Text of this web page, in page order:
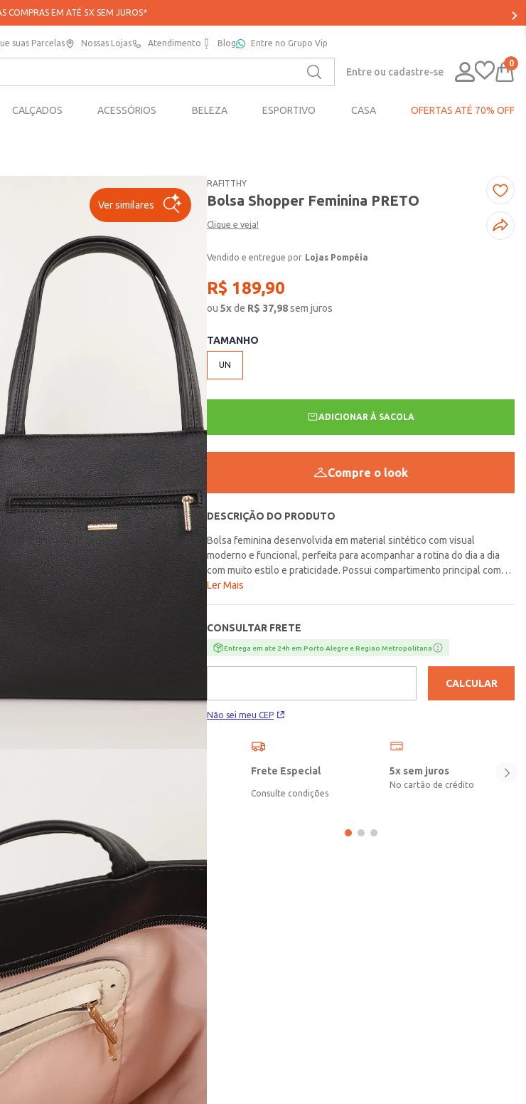
NA SUA PRIMEIRA COMPRA NO APP*
suas Parcelas Nossas Lojas Atendimento Blog Entre no Grupo Vip
Entre ou cadastre-se
0
CALÇADOS ACESSÓRIOS BELEZA ESPORTIVO CASA OFERTAS ATÉ 70% OFF
Ver similares
RAFITTHY
Bolsa Shopper Feminina PRETO
Clique e veja!
Lojas Pompéia
R$ 189,90
ou5xde R$ 37,98sem juros
TAMANHO
UN
ADICIONAR À SACOLA
Compre o look
DESCRIÇÃO DO PRODUTO
Bolsa feminina desenvolvida em material sintético com visual
moderno e funcional, perfeita para acompanhar a rotina do dia a dia
com muito estilo e praticidade. Possui compartimento principal com
fechamento por zíper, compartimentos internos, alças de ombro fixas
shopper oferece ótimo espaço interno, tornando a peça ideal para
carregar os itens essenciais com praticidade e conforto. Uma opção
versátil e estilosa, perfeita para complementar diferentes produções
largura lateral | 28 cm altura | 11,5 cm largura lateral\nMaterial:
Ler Mais
CONSULTAR FRETE
Entrega em ate 24h em Porto Alegre e Regiao Metropolitana
Não sei meu CEP
CALCULAR
Frete Especial
Consulte condições
5x sem juros
No cartão de crédito